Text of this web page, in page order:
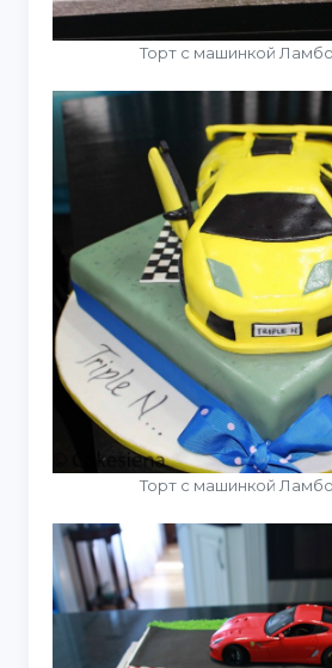
Торт с машинкой
Торт с машинкой